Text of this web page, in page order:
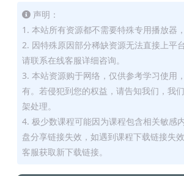
声明：
1. 本站所有资源都不需要特殊专用播放器
2. 因特殊原因部分稀缺资源无法直接上平
请联系在线客服详细咨询。
3. 本站资源购于网络，仅供参考学习使用
有。若侵犯到您的权益，请告知我们，我
架处理。
4. 极少数课程可能因为课程包含相关敏感
盘分享链接失效，如遇到课程下载链接失
客服获取新下载链接。